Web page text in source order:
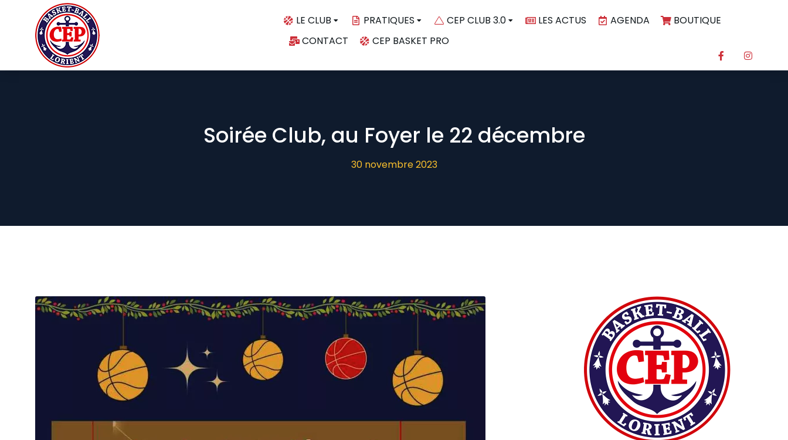
LE CLUB PRATIQUES CEP CLUB 3.0 LES ACTUS AGENDA
BOUTIQUE
CONTACT
CEP BASKET PRO
Soirée Club, au Foyer le 22 décembre
30 novembre 2023